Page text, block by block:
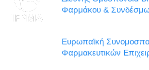
Φαρμάκου &
Ευρωπαϊκή
Φαρμακευτικών